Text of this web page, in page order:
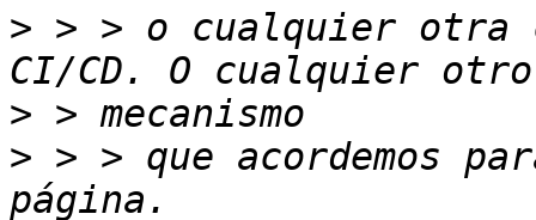
> > > o cualquier otra
>
> > > que acordemos